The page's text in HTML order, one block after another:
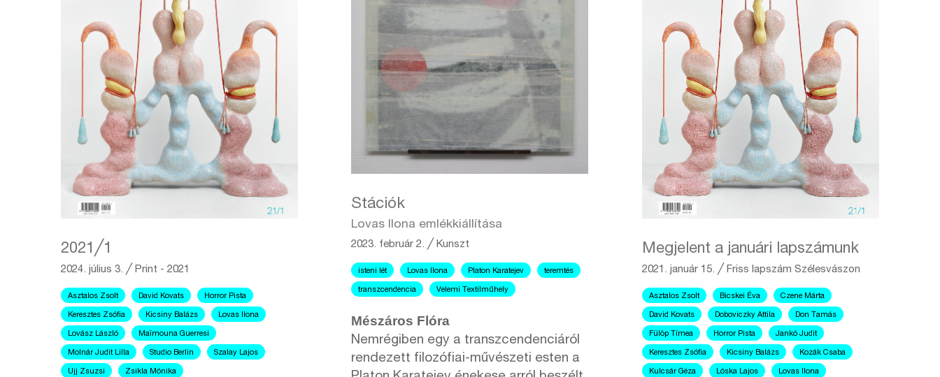
2021╱1
2024. július 3. ╱ Print - 2021
Asztalos Zsolt David Kovats Horror Pista
Keresztes Zsófia Kicsiny Balázs Lovas Ilona
Lovász László Maïmouna Guerresi
Molnár Judit Lilla Studio Berlin Szalay Lajos
Ujj Zsuzsi Zsikla Mónika
Stációk
Lovas Ilona emlékkiállítása
2023. február 2. ╱ Kunszt
isteni lét Lovas Ilona Platon Karatejev teremtés
transzcendencia Velemi Textilműhely
Mészáros Flóra
Nemrégiben egy a transzcendenciáról
rendezett filozófiai-művészeti esten a
Megjelent a januári lapszámunk
2021. január 15. ╱ Friss lapszám Szélesvászon
Asztalos Zsolt Bicskei Éva Czene Márta
David Kovats Doboviczky Attila Don Tamás
Fülöp Tímea Horror Pista Jankó Judit
Keresztes Zsófia Kicsiny Balázs Kozák Csaba
Kulcsár Géza Lóska Lajos Lovas Ilona